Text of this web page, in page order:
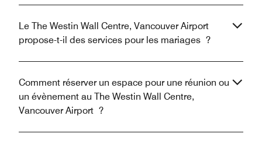
Le The Westin Wall Centre, Vancouver Airport
propose-t-il des services pour les mariages ?
Comment réserver un espace pour une réunion ou
un évènement au The Westin Wall Centre,
Vancouver Airport ?